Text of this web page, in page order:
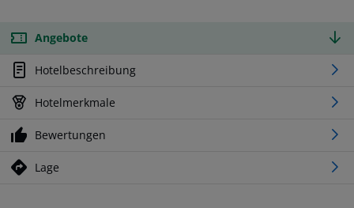
Angebote
Hotelbeschreibung
Hotelmerkmale
Bewertungen
Lage